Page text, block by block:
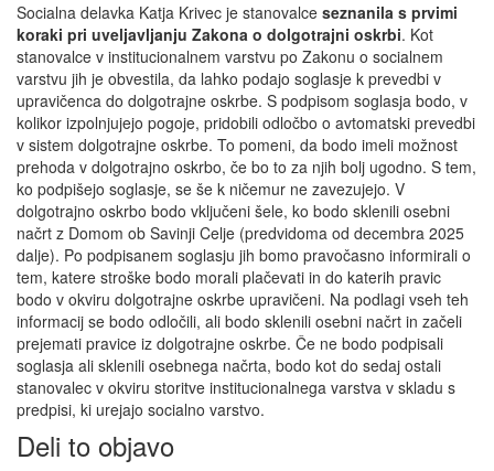
Socialna delavka Katja Krivec je stanovalce seznanila s prvimi
koraki pri uveljavljanju Zakona o dolgotrajni oskrbi. Kot
stanovalce v institucionalnem varstvu po Zakonu o socialnem
varstvu jih je obvestila, da lahko podajo soglasje k prevedbi v
upravičenca do dolgotrajne oskrbe. S podpisom soglasja bodo, v
kolikor izpolnjujejo pogoje, pridobili odločbo o avtomatski prevedbi
v sistem dolgotrajne oskrbe. To pomeni, da bodo imeli možnost
prehoda v dolgotrajno oskrbo, če bo to za njih bolj ugodno. S tem,
ko podpišejo soglasje, se še k ničemur ne zavezujejo. V
dolgotrajno oskrbo bodo vključeni šele, ko bodo sklenili osebni
načrt z Domom ob Savinji Celje (predvidoma od decembra 2025
dalje). Po podpisanem soglasju jih bomo pravočasno informirali o
tem, katere stroške bodo morali plačevati in do katerih pravic
bodo v okviru dolgotrajne oskrbe upravičeni. Na podlagi vseh teh
informacij se bodo odločili, ali bodo sklenili osebni načrt in začeli
prejemati pravice iz dolgotrajne oskrbe. Če ne bodo podpisali
soglasja ali sklenili osebnega načrta, bodo kot do sedaj ostali
stanovalec v okviru storitve institucionalnega varstva v skladu s
predpisi, ki urejajo socialno varstvo.
Deli to objavo